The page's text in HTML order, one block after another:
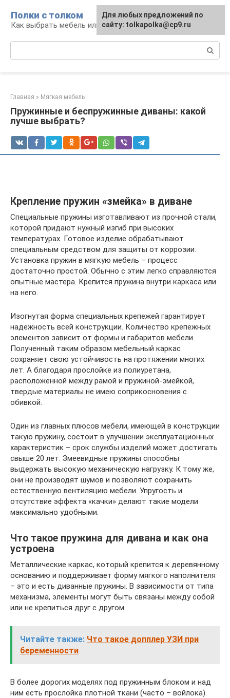
контенту
Полки с толком
Как выбрать мебель или сделать ее самому
Главная » Мягкая мебель
Пружинные и беспружинные диваны: какой
лучше выбрать?
Крепление пружин «змейка» в диване
Специальные пружины изготавливают из прочной стали,
которой придают нужный изгиб при высоких
температурах. Готовое изделие обрабатывают
специальным средством для защиты от коррозии.
Установка пружин в мягкую мебель – процесс
достаточно простой. Обычно с этим легко справляются
опытные мастера. Крепится пружина внутри каркаса или
на него.
Изогнутая форма специальных крепежей гарантирует
надежность всей конструкции. Количество крепежных
элементов зависит от формы и габаритов мебели.
Полученный таким образом мебельный каркас
сохраняет свою устойчивость на протяжении многих
лет. А благодаря прослойке из полиуретана,
расположенной между рамой и пружиной-змейкой,
твердые материалы не имею соприкосновения с
обивкой.
Один из главных плюсов мебели, имеющей в конструкции
такую пружину, состоит в улучшении эксплуатационных
характеристик – срок службы изделий может достигать
свыше 20 лет. Змеевидные пружины способны
выдержать высокую механическую нагрузку. К тому же,
они не производят шумов и позволяют сохранить
естественную вентиляцию мебели. Упругость и
отсутствие эффекта «качки» делают такие модели
максимально удобными.
Что такое пружина для дивана и как она
устроена
Металлические каркас, который крепится к деревянному
основанию и поддерживает форму мягкого наполнителя
– это и есть диванные пружины. В зависимости от типа
механизма, элементы могут быть связаны между собой
или не крепиться друг с другом.
Читайте также: Что такое допплер УЗИ при
беременности
В более дорогих моделях под пружинным блоком и над
ним есть прослойка плотной ткани (часто – войлока).
Для любых предложений по
сайту: tolkapolka@cp9.ru